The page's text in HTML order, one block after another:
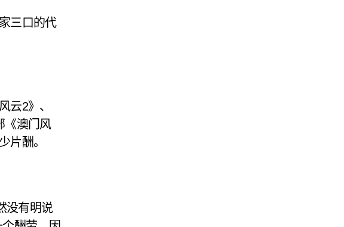
三口的代
云2》、
《澳门风
片酬。
没有明说